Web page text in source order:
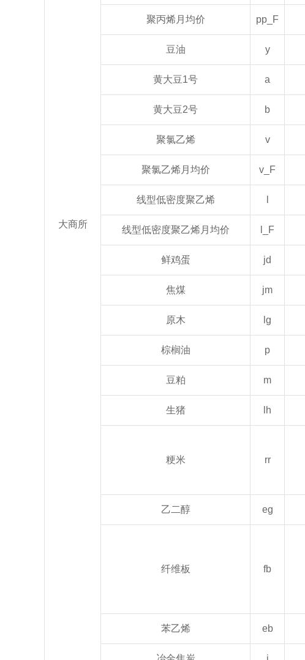
大商所
聚丙烯月均价 pp_F
豆油 y
黄大豆1号 a
黄大豆2号 b
聚氯乙烯 v
聚氯乙烯月均价 v_F
线型低密度聚乙烯
线型低密度聚乙烯月均价 l_F
鲜鸡蛋 jd
焦煤 jm
原木 lg
棕榈油 p
豆粕 m
生猪 lh
粳米 rr
乙二醇 eg
纤维板 fb
苯乙烯 eb